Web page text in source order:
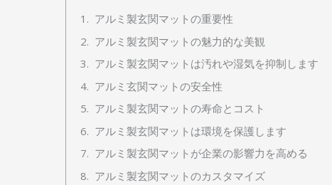
アルミ製玄関マットの重要性
アルミ製玄関マットの魅力的な美観
アルミ製玄関マットは汚れや湿気を抑制します
アルミ玄関マットの安全性
アルミ製玄関マットの寿命とコスト
アルミ製玄関マットは環境を保護します
アルミ製玄関マットが企業の影響力を高める
アルミ製玄関マットのカスタマイズ